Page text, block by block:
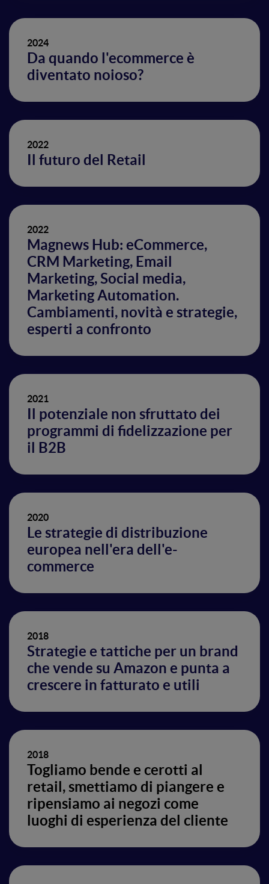
2024
Da quando l'ecommerce è
diventato noioso?
2022
Il futuro del Retail
2022
Magnews Hub: eCommerce,
CRM Marketing, Email
Marketing, Social media,
Marketing Automation.
Cambiamenti, novità e strategie,
esperti a confronto
2021
Il potenziale non sfruttato dei
programmi di fidelizzazione per
il B2B
2020
Le strategie di distribuzione
europea nell'era dell'e-
commerce
2018
Strategie e tattiche per un brand
che vende su Amazon e punta a
crescere in fatturato e utili
2018
Togliamo bende e cerotti al
retail, smettiamo di piangere e
ripensiamo ai negozi come
luoghi di esperienza del cliente